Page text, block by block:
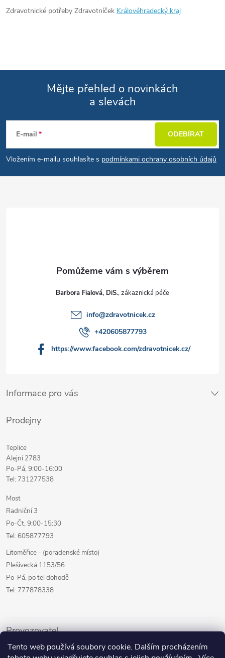
Tento web používá soubory cookie. Dalším procházením
Zdravotnické potřeby Zdravotníček Královéhradecký kraj
Mějte přehled o novinkách
a slevách
E-mail
Vložením e-mailu souhlasíte s podmínkami ochrany osobních údajů
ODEBÍRAT
Informace pro vás
Prodejny
Teplice
Alejní 2783
Po-Pá, 9:00-16:00
Tel: 731277538
Most
Radniční 3
Po-Čt, 9:00-15:30
Tel: 605877793
Litoměřice - (poradenské místo)
Plešivecká 1153/56
Po-Pá, po tel dohodě
Tel: 777878338
Provozovatel
Internetový prodej
Barbora Fialová, DiS.
info@zdravotnicek.cz
+420605877793
https://www.facebook.com/zdravotnicek.cz/